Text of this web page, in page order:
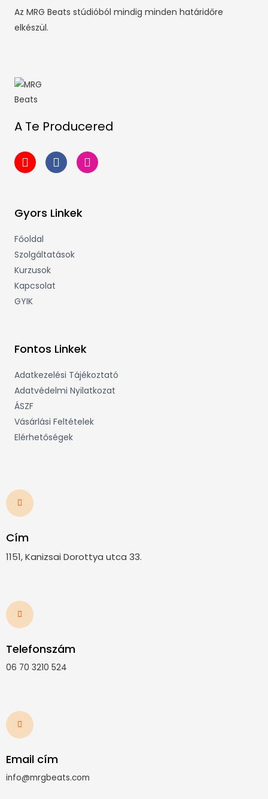
Az MRG Beats stúdióból mindig minden határidőre
elkészül.
A Te Producered
Gyors Linkek
Főoldal
Szolgáltatások
Kurzusok
Kapcsolat
GYIK
Fontos Linkek
Adatkezelési Tájékoztató
Adatvédelmi Nyilatkozat
ÁSZF
Vásárlási Feltételek
Elérhetőségek
Cím
1151, Kanizsai Dorottya utca 33.
Telefonszám
06 70 3210 524
Email cím
info@mrgbeats.com